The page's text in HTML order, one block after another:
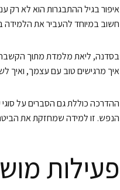
איפור בגיל ההתבגרות הוא לא רק
חשוב במיוחד להעביר את הלמידה
בסדנה, ליאת מלמדת מתוך הקשבה.
איך מרגישים טוב עם עצמך, ואיך
ההדרכה כוללת גם הסברים על
הנפש. זו למידה שמחזקת את
פעילות